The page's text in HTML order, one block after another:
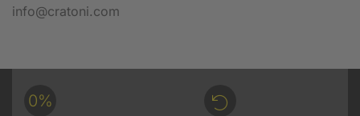
info@cratoni.com
0%